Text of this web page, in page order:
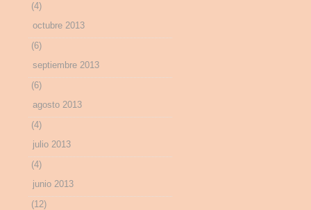
(4)
octubre 2013
(6)
septiembre 2013
(6)
agosto 2013
(4)
julio 2013
(4)
junio 2013
(12)